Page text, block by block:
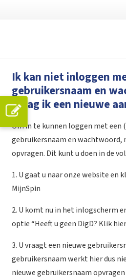
Ik kan niet inloggen
gebruikersnaam en
vraag ik een nieuwe
Om in te kunnen loggen met een
gebruikersnaam en wachtwoord,
opvragen. Dit kunt u doen in de
1. U gaat u naar onze website en
MijnSpin
2. U komt nu in het inlogscherm
optie “Heeft u geen DigD? Klik
3. U vraagt een nieuwe
gebruikersnaam werkt hier dus
nieuwe gebruikersnaam opvragen